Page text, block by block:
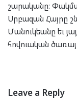
շարականը։
Սրբազան Հայրը
Մանուկեանը եւ
հովուական
Leave a Reply